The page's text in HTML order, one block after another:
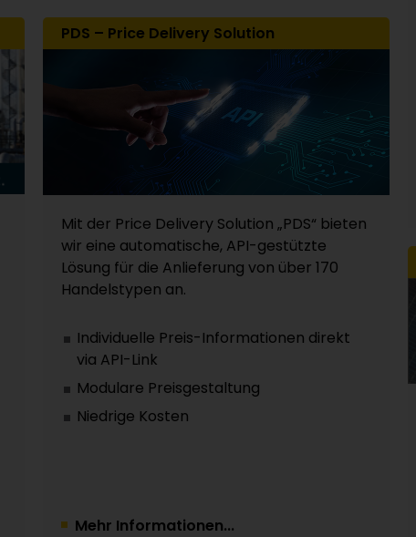
PDS – Price Delivery Solution
Mit der Price Delivery Solution „PDS“ bieten
wir eine automatische, API-gestützte
Lösung für die Anlieferung von über 170
Handelstypen an.
Individuelle Preis-Informationen direkt
via API-Link
Modulare Preisgestaltung
Niedrige Kosten
Mehr Informationen...